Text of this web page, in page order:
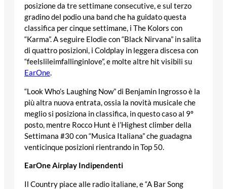
posizione da tre settimane consecutive, e sul terzo
gradino del podio una band che ha guidato questa
classifica per cinque settimane, i The Kolors con
“Karma”. A seguire Elodie con “Black Nirvana” in salita
di quattro posizioni, i Coldplay in leggera discesa con
“feelslileimfallinginlove”, e molte altre hit visibili su
EarOne.
“Look Who’s Laughing Now” di Benjamin Ingrosso è la
più altra nuova entrata, ossia la novità musicale che
meglio si posiziona in classifica, in questo caso al 9º
posto, mentre Rocco Hunt è l’Highest climber della
Settimana #30 con “Musica Italiana” che guadagna
venticinque posizioni rientrando in Top 50.
EarOne Airplay Indipendenti
Il Country piace alle radio italiane, e “A Bar Song